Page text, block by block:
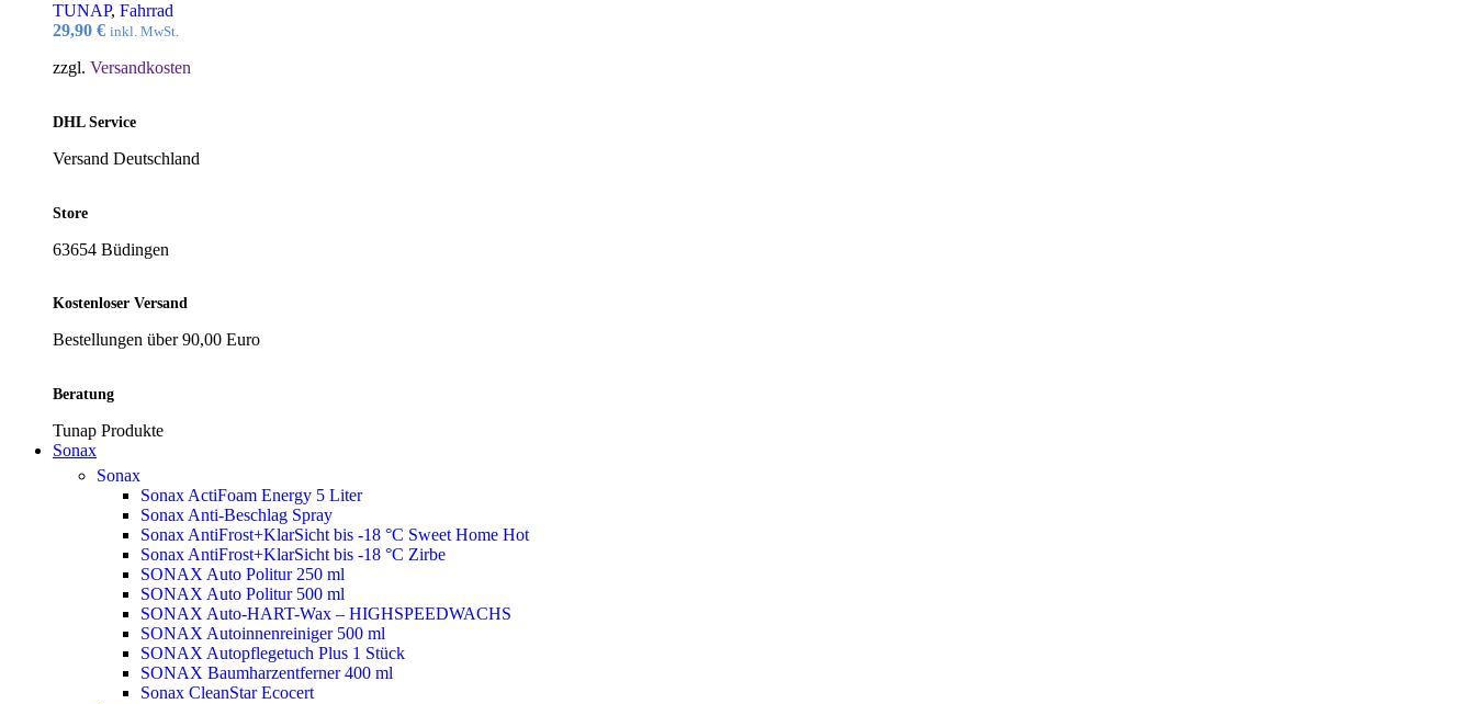
TUNAP, Fahrrad
29,90 € inkl. MwSt.
zzgl. Versandkosten
DHL Service
Versand Deutschland
Store
63654 Büdingen
Kostenloser Versand
Bestellungen über 90,00 Euro
Beratung
Tunap Produkte
Sonax
Sonax
Sonax ActiFoam Energy 5 Liter
Sonax Anti-Beschlag Spray
Sonax AntiFrost+KlarSicht bis -18 °C Sweet Home Hot
Sonax AntiFrost+KlarSicht bis -18 °C Zirbe
SONAX Auto Politur 250 ml
SONAX Auto Politur 500 ml
SONAX Auto-HART-Wax – HIGHSPEEDWACHS
SONAX Autoinnenreiniger 500 ml
SONAX Autopflegetuch Plus 1 Stück
SONAX Baumharzentferner 400 ml
Sonax CleanStar Ecocert